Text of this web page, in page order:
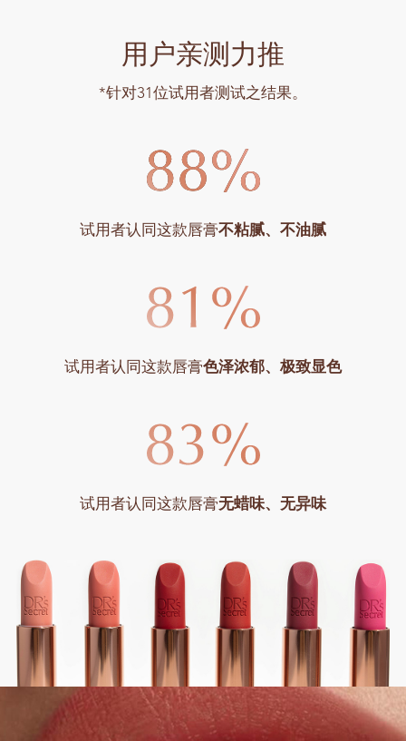
用户亲测力推
*针对31位试用者测试之结果。
试用者认同这款唇膏不粘腻、不油腻
试用者认同这款唇膏色泽浓郁、极致显色
试用者认同这款唇膏无蜡味、无异味